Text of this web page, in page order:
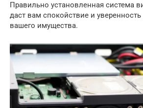
Правильно установленная система
даст вам спокойствие и
вашего имущества.